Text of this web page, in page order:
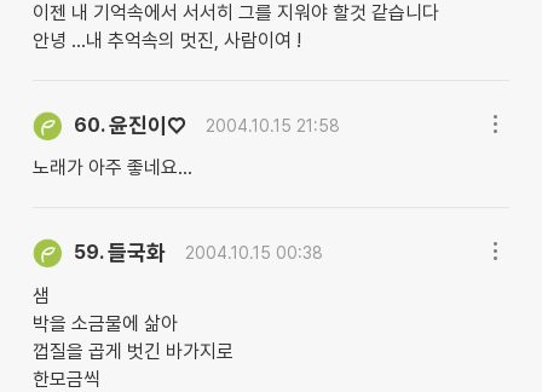
이젠 내 기억속에서 서서히 그를 지워야 할것 같습니다
안녕 ...내 추억속의 멋진, 사람이여 !
60.윤진이♡ 2004.10.15 21:58
노래가 아주 좋네요...
59.들국화 2004.10.15 00:38
샘
박을 소금물에 삶아
껍질을 곱게 벗긴 바가지로
한모금씩